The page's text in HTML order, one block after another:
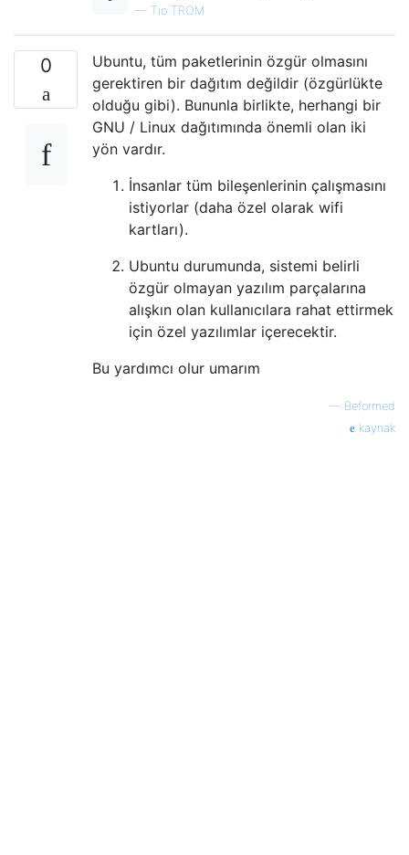
— Tio TROM
0
Ubuntu, tüm paketlerinin özgür olmasını
gerektiren bir dağıtım değildir (özgürlükte
olduğu gibi). Bununla birlikte, herhangi bir
GNU / Linux dağıtımında önemli olan iki
yön vardır.
İnsanlar tüm bileşenlerinin çalışmasını
istiyorlar (daha özel olarak wifi
kartları).
Ubuntu durumunda, sistemi belirli
özgür olmayan yazılım parçalarına
alışkın olan kullanıcılara rahat ettirmek
için özel yazılımlar içerecektir.
Bu yardımcı olur umarım
— Beformed
kaynak